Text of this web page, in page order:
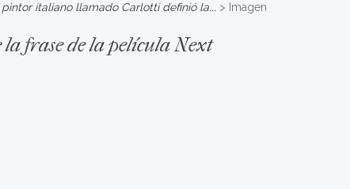
pintor italiano llamado Carlotti definió la... > Imagen
la frase de la película Next